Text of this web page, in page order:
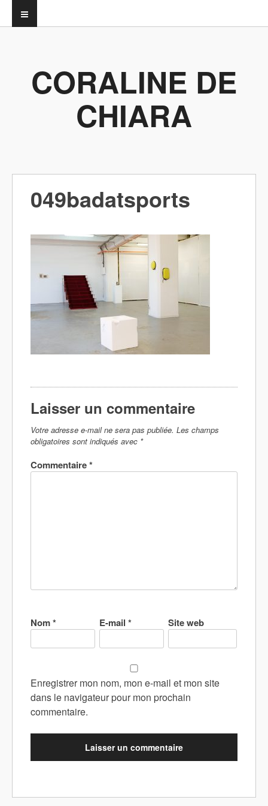
CORALINE DE
CHIARA
049badatsports
Laisser un commentaire
Votre adresse e-mail ne sera pas publiée. Les champs
obligatoires sont indiqués avec *
Commentaire*
Nom* E-mail* Site web
Enregistrer mon nom, mon e-mail et mon site
dans le navigateur pour mon prochain
commentaire.